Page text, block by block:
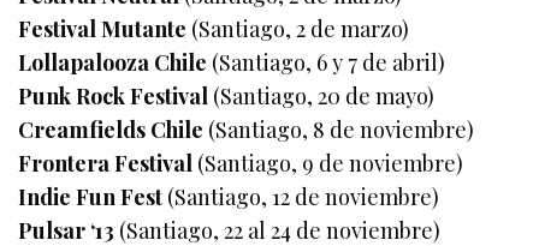
Festival Mutante (Santiago, 2 de marzo)
Lollapalooza Chile (Santiago, 6 y 7 de abril)
Punk Rock Festival (Santiago, 20 de mayo)
Creamfields Chile (Santiago, 8 de noviembre)
Frontera Festival (Santiago, 9 de noviembre)
Indie Fun Fest (Santiago, 12 de noviembre)
Pulsar ‘13 (Santiago, 22 al 24 de noviembre)